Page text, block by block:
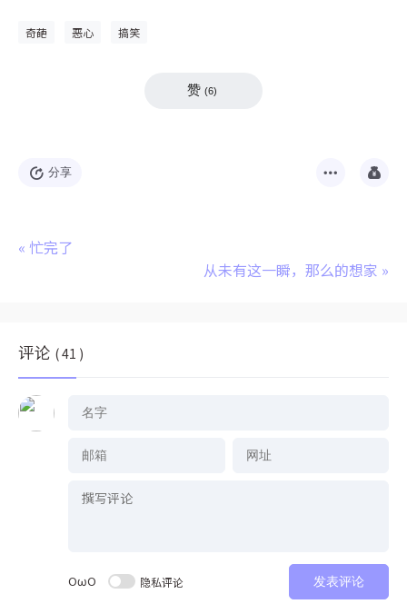
奇葩 恶心 搞笑
赞 (6)
分享
« 忙完了
从未有这一瞬，那么的想家 »
评论 ( 41 )
OωO 隐私评论 发表评论